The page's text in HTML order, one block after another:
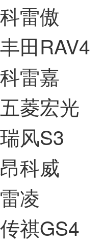
科雷傲
丰田RAV4
科雷嘉
五菱宏光
瑞风S3
昂科威
雷凌
传祺GS4